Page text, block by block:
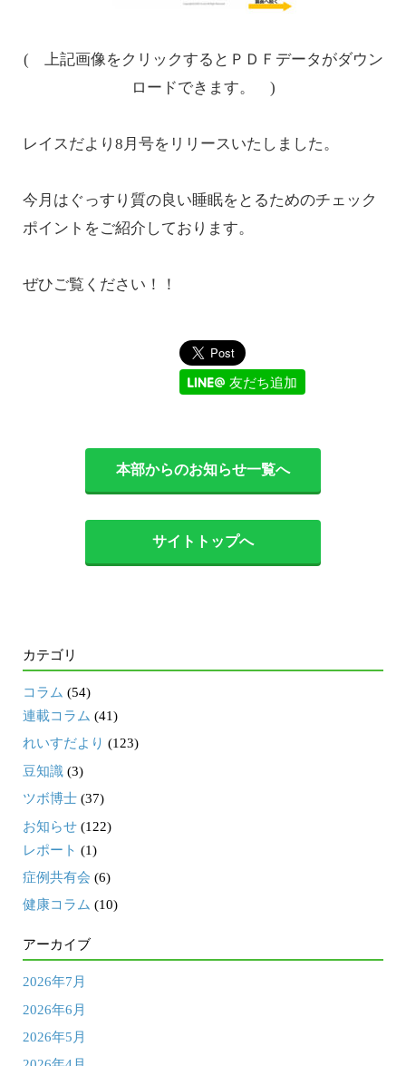
( 上記画像をクリックするとＰＤＦデータがダウン
ロードできます。 )
レイスだより8月号をリリースいたしました。
今月はぐっすり質の良い睡眠をとるためのチェック
ポイントをご紹介しております。
ぜひご覧ください！！
友だち追加
本部からのお知らせ一覧へ
サイトトップへ
カテゴリ
コラム (54)
連載コラム (41)
れいすだより (123)
豆知識 (3)
ツボ博士 (37)
お知らせ (122)
レポート (1)
症例共有会 (6)
健康コラム (10)
アーカイブ
2026年7月
2026年6月
2026年5月